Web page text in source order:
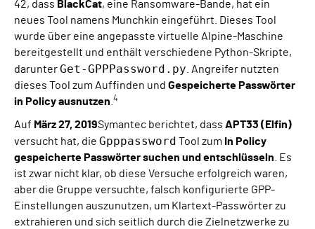
42, dass BlackCat, eine Ransomware-Bande, hat ein
neues Tool namens Munchkin eingeführt. Dieses Tool
wurde über eine angepasste virtuelle Alpine-Maschine
bereitgestellt und enthält verschiedene Python-Skripte,
darunterGet-GPPPassword.py. Angreifer nutzten
dieses Tool zum Auffinden und Gespeicherte Passwörter
in Policy ausnutzen.4
Auf März 27, 2019Symantec berichtet, dass APT33 (Elfin)
versucht hat, die Gpppassword Tool zum In Policy
gespeicherte Passwörter suchen und entschlüsseln. Es
ist zwar nicht klar, ob diese Versuche erfolgreich waren,
aber die Gruppe versuchte, falsch konfigurierte GPP-
Einstellungen auszunutzen, um Klartext-Passwörter zu
extrahieren und sich seitlich durch die Zielnetzwerke zu